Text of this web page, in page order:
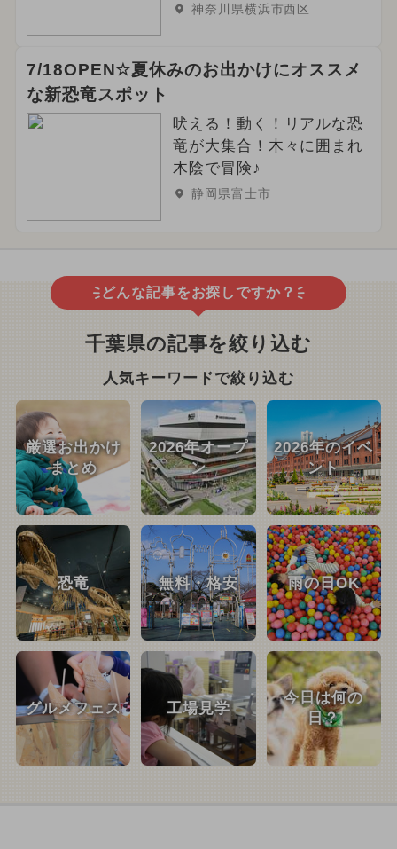
神奈川県横浜市西区
7/18OPEN☆夏休みのお出かけにオススメ
な新恐竜スポット
吠える！動く！リアルな恐
竜が大集合！木々に囲まれ
木陰で冒険♪
静岡県富士市
どんな記事をお探しですか？
千葉県の記事を絞り込む
人気キーワードで絞り込む
厳選お出かけ
まとめ
2026年オープ
ン
2026年のイベ
ント
恐竜 無料・格安 雨の日OK
グルメフェス 工場見学
今日は何の
日？